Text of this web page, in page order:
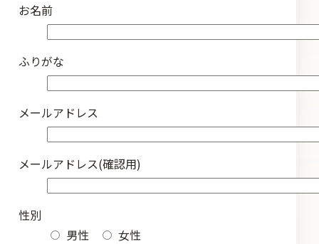
お名前
ふりがな
メールアドレス
メールアドレス(確認用)
性別
男性
女性